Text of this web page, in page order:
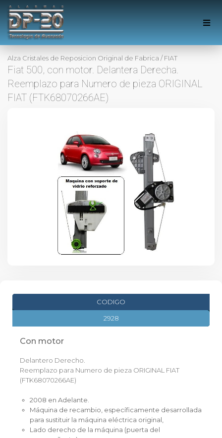
Alza Cristales de Reposicion Original de Fabrica /FIAT
Fiat 500, con motor. Delantera Derecha.
Reemplazo para Numero de pieza ORIGINAL
FIAT (FTK68070266AE)
CODIGO
2928
Con motor
Delantero Derecho.
Reemplazo para Numero de pieza ORIGINAL FIAT
(FTK68070266AE)
2008 en Adelante.
Máquina de recambio, específicamente desarrollada
para sustituir la máquina eléctrica original,
Lado derecho de la máquina (puerta del